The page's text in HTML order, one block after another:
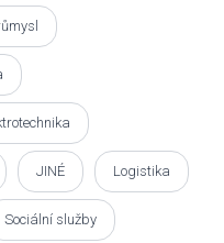
JINÉ Logistika
Sociální služby